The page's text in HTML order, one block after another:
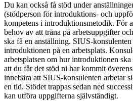
Du kan också få stöd under
(stödperson för introduktions- och
kompetens i introduktionsmetodik. För
behov av att träna på arbetsuppgifter
ska få en anställning. SIUS-
introduktionen på en arbetsplats.
arbetsplatsen om hur introduktionen
att du får det stöd ni har kommit
innebära att SIUS-konsulenten arbetar
en tid. Stödet trappas sedan ned
kan utföra uppgifterna självständigt.